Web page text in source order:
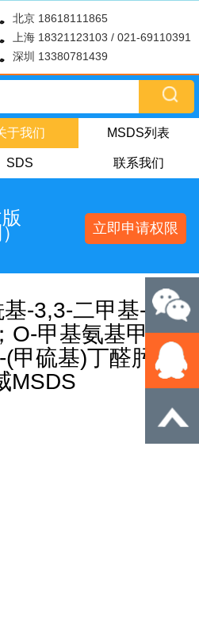
北京 18618111865
上海 18321123103 / 021-69110391
深圳 13380781439
于我们 MSDS列表
SDS 联系我们
立即申请权限
-3,3-二甲基-1-(甲
O-甲基氨基甲酰
甲硫基)丁醛肟；久
MSDS